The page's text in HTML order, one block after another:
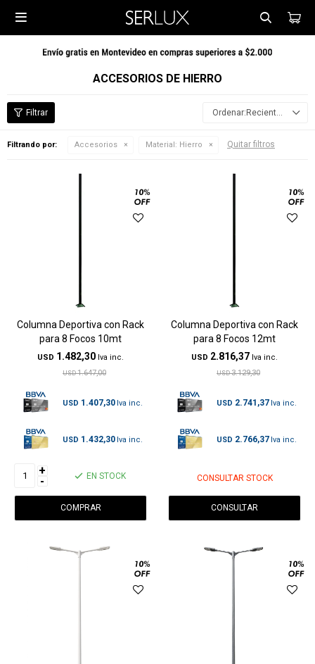

ACCESORIOS DE HIERRO
Recientes
Filtrando por: Accesorios Material: Hierro Quitar filtros
Columna Deportiva con Rack
para 8 Focos 10mt
USD 1.482,30
USD 1.647,00
USD 1.407,30
USD 1.432,30
+
- EN STOCK
Columna Deportiva con Rack
para 8 Focos 12mt
USD 2.816,37
USD 3.129,30
USD 2.741,37
USD 2.766,37
CONSULTAR STOCK
CONSULTAR